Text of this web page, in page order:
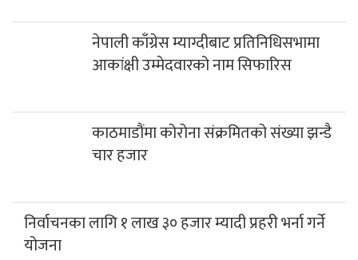
नेपाली काँग्रेस म्याग्दीबाट प्रतिनिधिसभामा
आकांक्षी उम्मेदवारको नाम सिफारिस
काठमाडौंमा कोरोना संक्रमितको संख्या झन्डै
चार हजार
निर्वाचनका लागि १ लाख ३० हजार म्यादी प्रहरी भर्ना गर्ने
योजना